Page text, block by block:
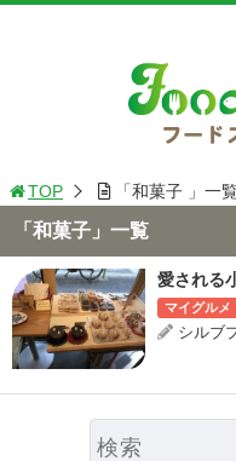
TOP 「和菓子 」一
「和菓子」一覧
愛される
マイグルメ
シルブ